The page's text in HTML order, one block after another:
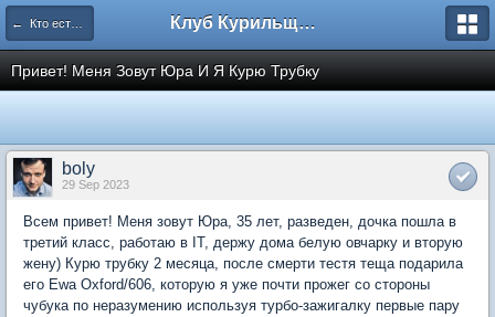
← Кто есть кто (представляемся!) Клуб Курильщиков Трубки
Привет! Меня Зовут Юра И Я Курю Трубку
boly
29 Sep 2023
Всем привет! Меня зовут Юра, 35 лет, разведен, дочка пошла в
третий класс, работаю в IT, держу дома белую овчарку и вторую
жену) Курю трубку 2 месяца, после смерти тестя теща подарила
его Ewa Oxford/606, которую я уже почти прожег со стороны
чубука по неразумению используя турбо-зажигалку первые пару